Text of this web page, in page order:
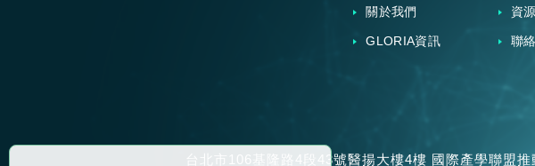
關於我們
GLORIA資訊
資
聯
台北市106基隆路4段43號醫揚大樓4樓 國際產學聯盟推